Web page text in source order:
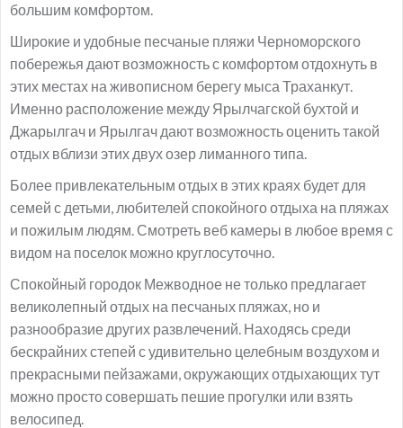
большим комфортом.
Широкие и удобные песчаные пляжи Черноморского
побережья дают возможность с комфортом отдохнуть в
этих местах на живописном берегу мыса Траханкут.
Именно расположение между Ярылчагской бухтой и
Джарылгач и Ярылгач дают возможность оценить такой
отдых вблизи этих двух озер лиманного типа.
Более привлекательным отдых в этих краях будет для
семей с детьми, любителей спокойного отдыха на пляжах
и пожилым людям. Смотреть веб камеры в любое время с
видом на поселок можно круглосуточно.
Спокойный городок Межводное не только предлагает
великолепный отдых на песчаных пляжах, но и
разнообразие других развлечений. Находясь среди
бескрайних степей с удивительно целебным воздухом и
прекрасными пейзажами, окружающих отдыхающих тут
можно просто совершать пешие прогулки или взять
велосипед.